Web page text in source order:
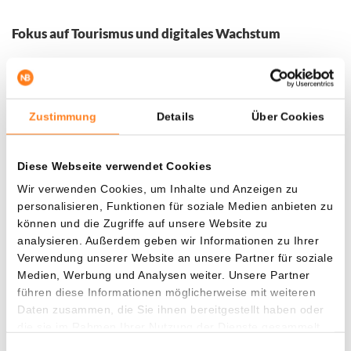
Zustimmung Details Über Cookies
Diese Webseite verwendet Cookies
Wir verwenden Cookies, um Inhalte und Anzeigen zu
personalisieren, Funktionen für soziale Medien anbieten zu
können und die Zugriffe auf unsere Website zu
analysieren. Außerdem geben wir Informationen zu Ihrer
Verwendung unserer Website an unsere Partner für soziale
Medien, Werbung und Analysen weiter. Unsere Partner
führen diese Informationen möglicherweise mit weiteren
Daten zusammen, die Sie ihnen bereitgestellt haben oder
Fokus auf Tourismus und digitales Wachstum
Die bhutanische Regierung setzt in den letzten Jahren stark
darauf, die touristischen Einnahmen zu erhöhen. Mit der
Tourismus in Zukunft 20% des BIP ausmachen wird. Bhutan
Schnittstelle von Technologie und Nachhaltigkeit.
Fordere heute noch 10 € gratis und zahle keine
Handelsgebühren für die ersten 10.000 €!
Nutze diese einzigartige Chance mit Newsbit und Bitvavo,
indem du jetzt ein Konto über den untenstehenden Button
erstellst. Zahle nur 10 € ein und erhalte sofort 10 € gratis.